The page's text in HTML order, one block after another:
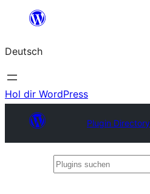
springen
Deutsch
Hol dir WordPress
Plugin Directory
Plugins